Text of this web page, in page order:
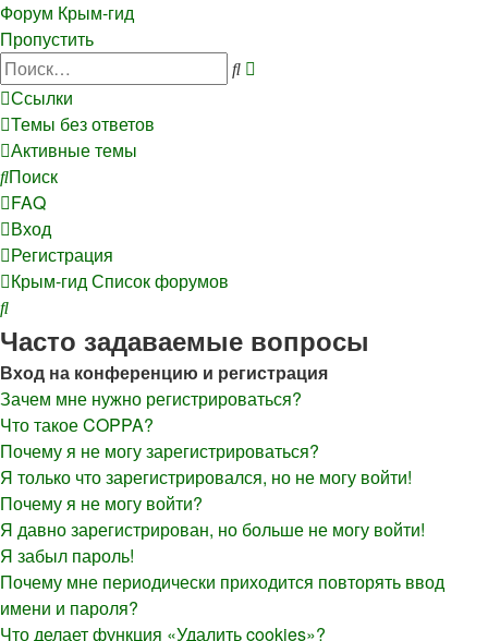
Форум Крым-гид
Пропустить
Поиск
Ссылки
Темы без ответов
Активные темы
Поиск
FAQ
Вход
Регистрация
Крым-гидСписок форумов
Поиск
Часто задаваемые вопросы
Вход на конференцию и регистрация
Зачем мне нужно регистрироваться?
Что такое COPPA?
Почему я не могу зарегистрироваться?
Я только что зарегистрировался, но не могу войти!
Почему я не могу войти?
Я давно зарегистрирован, но больше не могу войти!
Я забыл пароль!
Почему мне периодически приходится повторять ввод
имени и пароля?
Что делает функция «Удалить cookies»?